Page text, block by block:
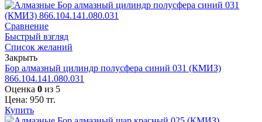
Сравнение
Быстрый взгляд
Список желаний
Закрыть
Бор алмазный цилиндр полусфера синий 031 (КМИЗ)
866.104.141.080.031
Оценка 0 из 5
Цена: 950 тг.
Купить